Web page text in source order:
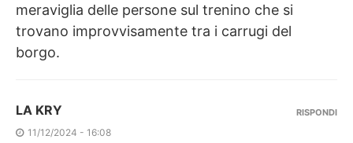
meraviglia delle persone sul trenino che si
trovano improvvisamente tra i carrugi del
borgo.
LA KRY
11/12/2024 - 16:08
RISPONDI